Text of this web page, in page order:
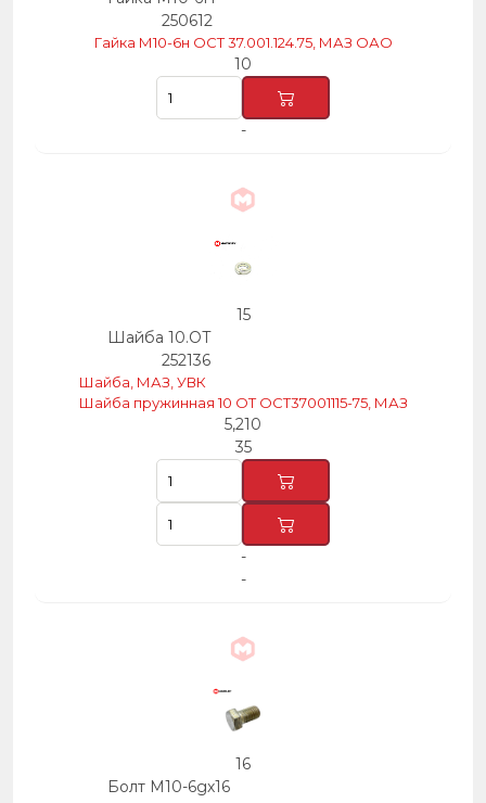
250612
Гайка М10-6н ОСТ 37.001.124.75, МАЗ ОАО
10
-
15
Шайба 10.ОТ
252136
Шайба, МАЗ, УВК
Шайба пружинная 10 ОТ ОСТ37001115-75, МАЗ
5,210
35
-
-
16
Болт М10-6gх16